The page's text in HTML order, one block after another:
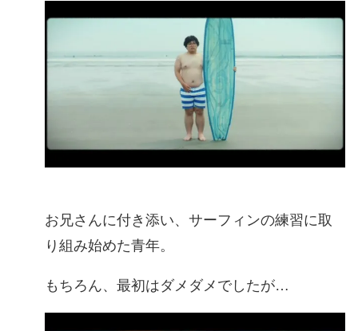
お兄さんに付き添い、サーフィンの練習に取
り組み始めた青年。
もちろん、最初はダメダメでしたが…